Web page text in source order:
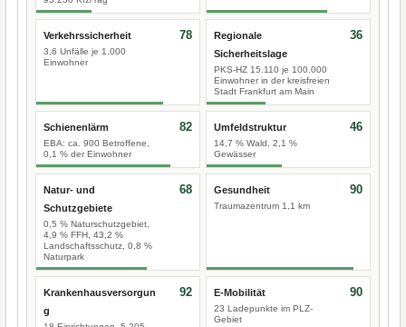
Verkehrssicherheit
3,6 Unfälle je 1.000
Einwohner
78
Regionale
Sicherheitslage
PKS-HZ 15.110 je 100.000
Einwohner in der kreisfreien
Stadt Frankfurt am Main
36
Schienenlärm
EBA: ca. 900 Betroffene,
0,1 % der Einwohner
82 Umfeldstruktur
14,7 % Wald, 2,1 %
Gewässer
46
Natur- und
Schutzgebiete
0,5 % Naturschutzgebiet,
4,9 % FFH, 43,2 %
Landschaftsschutz, 0,8 %
Naturpark
68 Gesundheit
Traumazentrum 1,1 km
90
Krankenhausversorgun
g
92 E-Mobilität
23 Ladepunkte im PLZ-
Gebiet
90